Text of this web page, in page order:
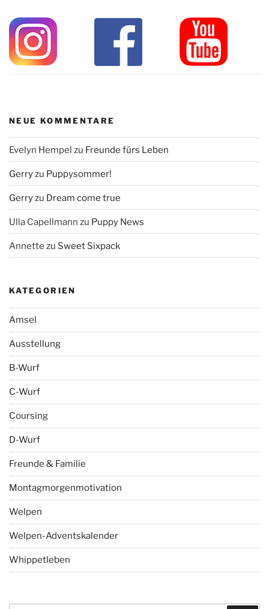
NEUE KOMMENTARE
Evelyn Hempel zu Freunde fürs Leben
Gerryzu Puppysommer!
Gerryzu Dream come true
Ulla Capellmann zu Puppy News
Annette zu Sweet Sixpack
KATEGORIEN
Amsel
Ausstellung
B-Wurf
C-Wurf
Coursing
D-Wurf
Freunde & Familie
Montagmorgenmotivation
Welpen
Welpen-Adventskalender
Whippetleben